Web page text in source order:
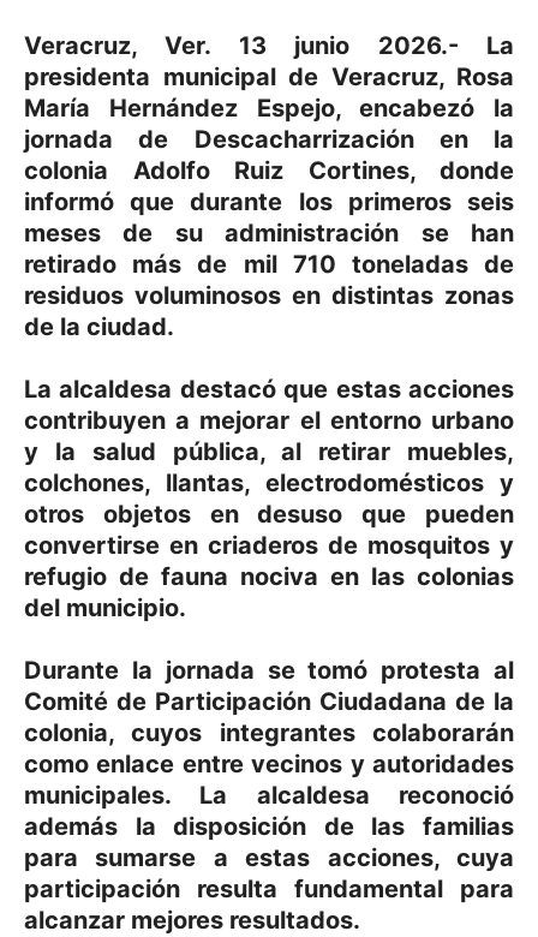
Veracruz, Ver. 13 junio 2026.- La
presidenta municipal de Veracruz, Rosa
María Hernández Espejo, encabezó la
jornada de Descacharrización en la
colonia Adolfo Ruiz Cortines, donde
informó que durante los primeros seis
meses de su administración se han
retirado más de mil 710 toneladas de
residuos voluminosos en distintas zonas
de la ciudad.
La alcaldesa destacó que estas acciones
contribuyen a mejorar el entorno urbano
y la salud pública, al retirar muebles,
colchones, llantas, electrodomésticos y
otros objetos en desuso que pueden
convertirse en criaderos de mosquitos y
refugio de fauna nociva en las colonias
del municipio.
Durante la jornada se tomó protesta al
Comité de Participación Ciudadana de la
colonia, cuyos integrantes colaborarán
como enlace entre vecinos y autoridades
municipales. La alcaldesa reconoció
además la disposición de las familias
para sumarse a estas acciones, cuya
participación resulta fundamental para
alcanzar mejores resultados.